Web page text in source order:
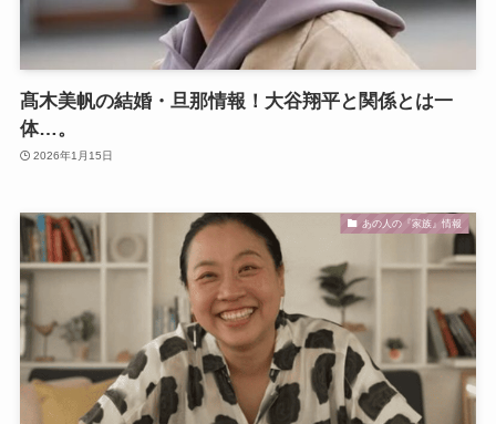
髙木美帆の結婚・旦那情報！大谷翔平と関係とは一
体…。
2026年1月15日
あの人の『家族』情報